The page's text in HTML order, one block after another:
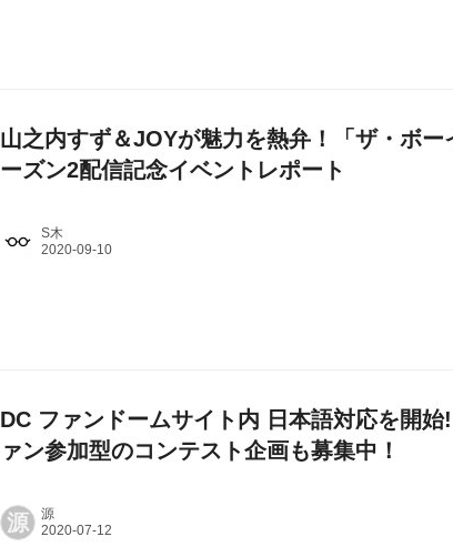
山之内すず＆JOYが魅力を熱弁！「ザ・ボー
ーズン2配信記念イベントレポート
S木
DC ファンドームサイト内 日本語対応を開始
ァン参加型のコンテスト企画も募集中！
源 源